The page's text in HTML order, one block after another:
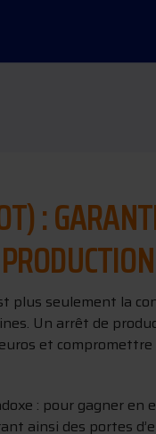
:
plus seulement la
Un arrêt de
et compromettre
: pour gagner en
ainsi des portes